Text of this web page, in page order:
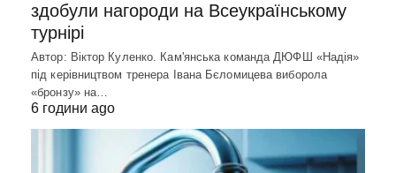
здобули нагороди на Всеукраїнському
турнірі
Автор: Віктор Куленко. Кам'янська команда ДЮФШ «Надія»
під керівництвом тренера Івана Бєломицева виборола
«бронзу» на…
6 години ago